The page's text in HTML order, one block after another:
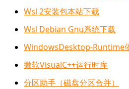
Wsl 2安装包本站下载
Wsl Debian Gnu系统下载
WindowsDesktop-Runtime
微软VisualC++运行时库
分区助手（磁盘分区合并）